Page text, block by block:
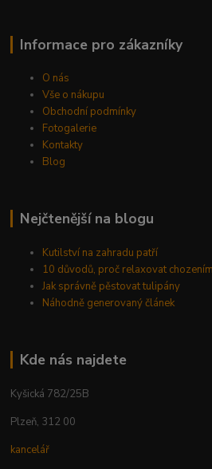
Informace pro zákazníky
O nás
Vše o nákupu
Obchodní podmínky
Fotogalerie
Kontakty
Blog
Nejčtenější na blogu
Kutilství na zahradu patří
10 důvodů, proč relaxovat
Jak správně pěstovat tulipány
Náhodně generovaný článek
Kde nás najdete
Kyšická 782/25B
Plzeň, 312 00
kancelář